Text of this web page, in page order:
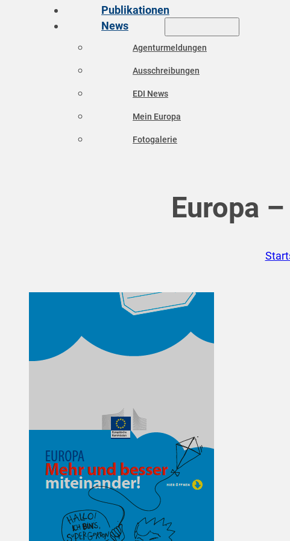
Publikationen
News
Agenturmeldungen
Ausschreibungen
EDI News
Mein Europa
Fotogalerie
Europa